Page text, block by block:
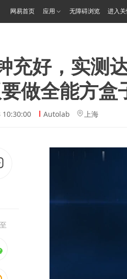
网易首页 应用 无障碍浏览 进入关
充好，实测
做全能方盒
10:30:00 Autolab 上海